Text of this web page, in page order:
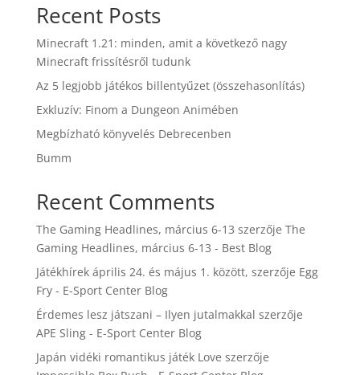
Recent Posts
Minecraft 1.21: minden, amit a következő nagy
Minecraft frissítésről tudunk
Az 5 legjobb játékos billentyűzet (összehasonlítás)
Exkluzív: Finom a Dungeon Animében
Megbízható könyvelés Debrecenben
Bumm
Recent Comments
The Gaming Headlines, március 6-13 szerzője The
Gaming Headlines, március 6-13 - Best Blog
Játékhírek április 24. és május 1. között, szerzője Egg
Fry - E-Sport Center Blog
Érdemes lesz játszani – Ilyen jutalmakkal szerzője
APE Sling - E-Sport Center Blog
Japán vidéki romantikus játék Love szerzője